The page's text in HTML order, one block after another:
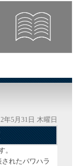
年5月31日 木曜日
。
れたパワハラ